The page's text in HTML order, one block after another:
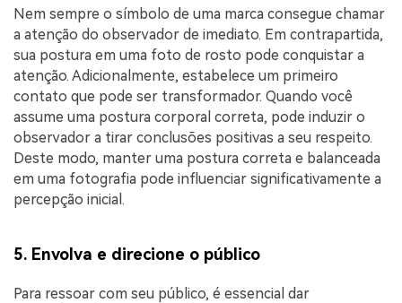
Nem sempre o símbolo de uma marca consegue chamar
a atenção do observador de imediato. Em contrapartida,
sua postura em uma foto de rosto pode conquistar a
atenção. Adicionalmente, estabelece um primeiro
contato que pode ser transformador. Quando você
assume uma postura corporal correta, pode induzir o
observador a tirar conclusões positivas a seu respeito.
Deste modo, manter uma postura correta e balanceada
em uma fotografia pode influenciar significativamente a
percepção inicial.
5. Envolva e direcione o público
Para ressoar com seu público, é essencial dar